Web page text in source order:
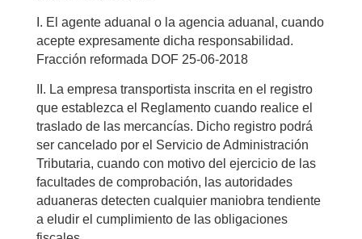
I. El agente aduanal o la agencia aduanal, cuando
acepte expresamente dicha responsabilidad.
Fracción reformada DOF 25-06-2018
II. La empresa transportista inscrita en el registro
que establezca el Reglamento cuando realice el
traslado de las mercancías. Dicho registro podrá
ser cancelado por el Servicio de Administración
Tributaria, cuando con motivo del ejercicio de las
facultades de comprobación, las autoridades
aduaneras detecten cualquier maniobra tendiente
a eludir el cumplimiento de las obligaciones